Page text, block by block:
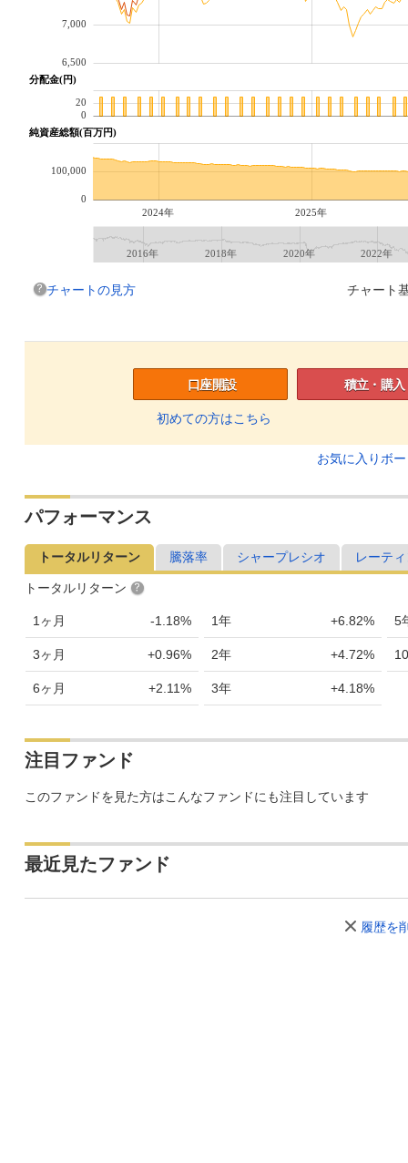
6,500
7,000
分配金(円)
0
20
純資産総額(百万円)
2024年 2025年
0
100,000
2016年 2018年 2020年 2022年
チャートの見方 チャート
口座開設
初めての方はこちら
積立・購入
お気に入りボ
パフォーマンス
トータルリターン 騰落率 シャープレシオ レーテ
トータルリターン
1ヶ月 -1.18%
3ヶ月 +0.96%
6ヶ月 +2.11%
1年 +6.82%
2年 +4.72%
3年 +4.18%
5
注目ファンド
このファンドを見た方はこんなファンドにも注目しています
最近見たファンド
履歴を